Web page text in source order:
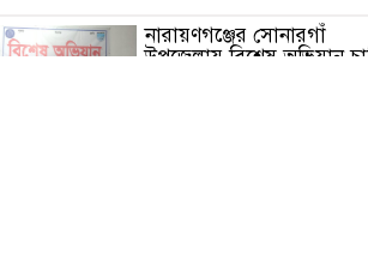
নারায়ণগঞ্জের সোনারগাঁ
উপজেলায় বিশেষ অভিযান